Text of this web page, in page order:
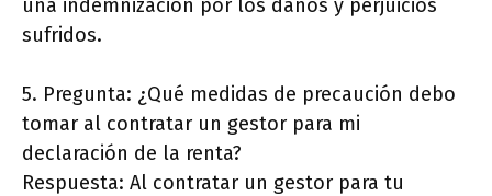
una indemnización por los daños y perjuicios
sufridos.
5. Pregunta: ¿Qué medidas de precaución debo
tomar al contratar un gestor para mi
declaración de la renta?
Respuesta: Al contratar un gestor para tu